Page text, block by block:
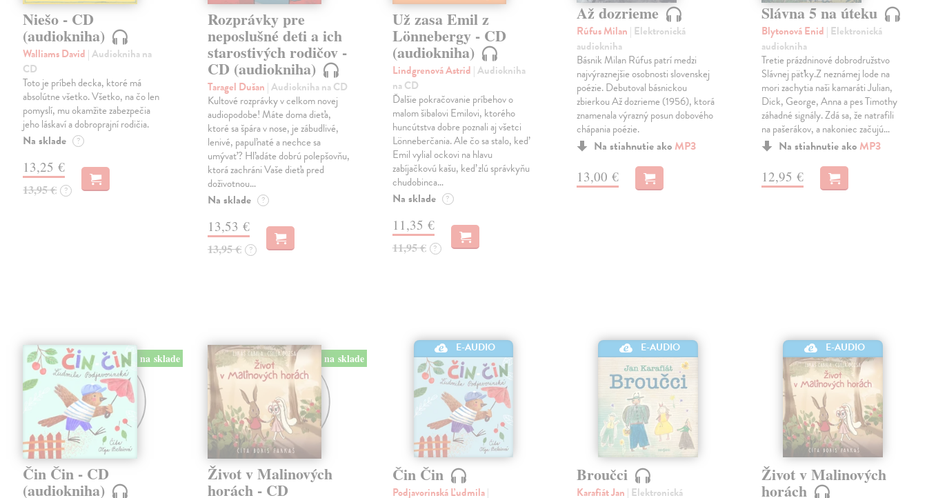
Niešo - CD
(audiokniha)
Walliams David | Audiokniha na
CD
Toto je príbeh decka, ktoré má
absolútne všetko. Všetko, na čo len
pomyslí, mu okamžite zabezpečia
jeho láskaví a dobroprajní rodičia.
Na sklade ?
13,25 €
13,95 € ?
Rozprávky pre
neposlušné deti a ich
starostivých rodičov -
CD (audiokniha)
Taragel Dušan | Audiokniha na CD
Kultové rozprávky v celkom novej
audiopodobe! Máte doma dieťa,
ktoré sa špára v nose, je zábudlivé,
lenivé, papuľnaté a nechce sa
umývať? Hľadáte dobrú polepšovňu,
ktorá zachráni Vaše dieťa pred
doživotnou…
Na sklade ?
13,53 €
13,95 € ?
Už zasa Emil z
Lönnebergy - CD
(audiokniha)
Lindgrenová Astrid | Audiokniha
na CD
Ďalšie pokračovanie príbehov o
malom šibalovi Emilovi, ktorého
huncútstva dobre poznali aj všetci
Lönneberčania. Ale čo sa stalo, keď
Emil vylial ockovi na hlavu
zabíjačkovú kašu, keď zlú správkyňu
chudobinca…
Na sklade ?
11,35 €
11,95 € ?
Až dozrieme
Rúfus Milan | Elektronická
audiokniha
Básnik Milan Rúfus patrí medzi
najvýraznejšie osobnosti slovenskej
poézie. Debutoval básnickou
zbierkou Až dozrieme (1956), ktorá
znamenala výrazný posun dobového
chápania poézie.
Na stiahnutie ako MP3
13,00 €
Slávna 5 na úteku
Blytonová Enid | Elektronická
audiokniha
Tretie prázdninové dobrodružstvo
Slávnej päťky.Z neznámej lode na
mori zachytia naši kamaráti Julian,
Dick, George, Anna a pes Timothy
záhadné signály. Zdá sa, že natrafili
na pašerákov, a nakoniec začujú…
Na stiahnutie ako MP3
12,95 €
na sklade
Čin Čin - CD
(audiokniha)
na sklade
Život v Malinových
horách - CD
E-AUDIO
Čin Čin
Podjavorinská Ľudmila|
E-AUDIO
Broučci
Karafiát Jan | Elektronická
E-AUDIO
Život v Malinových
horách